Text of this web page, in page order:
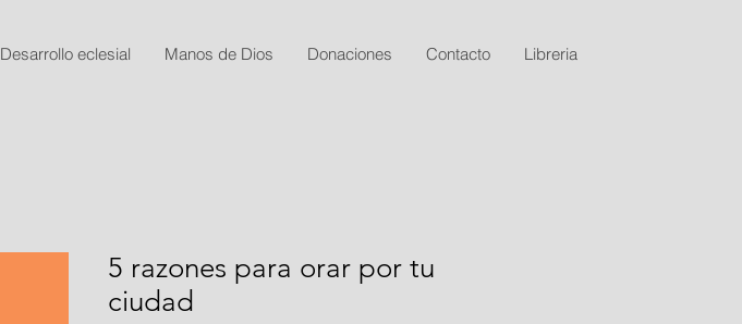
Desarrollo eclesial Manos de Dios Donaciones Contacto Libreria
5 razones para orar por tu
ciudad